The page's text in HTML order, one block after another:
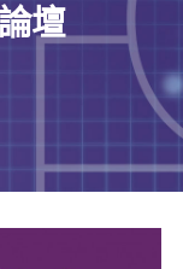
壇